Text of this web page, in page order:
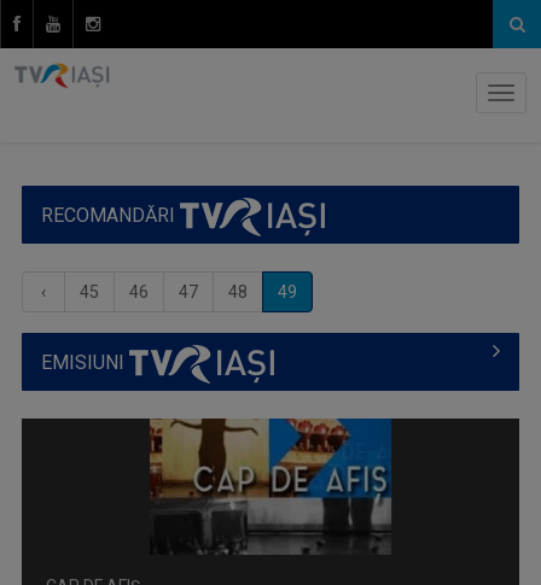
RECOMANDĂRI
‹ 45 46 47 48 49
EMISIUNI